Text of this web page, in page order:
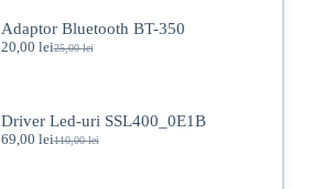
20,00 lei.
Adaptor Bluetooth BT-350
25,00lei
Prețul
25,00 lei.
20,00 leiPrețul
Driver Led-uri SSL400_0E1B
110,00lei
Prețul
69,00 leiPrețul